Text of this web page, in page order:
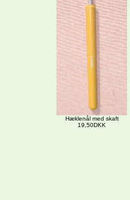
Hæklenål med skaft
19,50DKK